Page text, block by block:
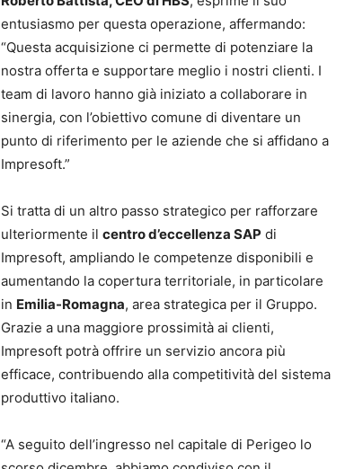
entusiasmo per questa operazione, affermando:
“Questa acquisizione ci permette di potenziare la
nostra offerta e supportare meglio i nostri clienti. I
team di lavoro hanno già iniziato a collaborare in
sinergia, con l’obiettivo comune di diventare un
punto di riferimento per le aziende che si affidano a
Impresoft.”
Si tratta di un altro passo strategico per rafforzare
ulteriormente il centro d’eccellenza SAP di
Impresoft, ampliando le competenze disponibili e
aumentando la copertura territoriale, in particolare
in Emilia-Romagna, area strategica per il Gruppo.
Grazie a una maggiore prossimità ai clienti,
Impresoft potrà offrire un servizio ancora più
efficace, contribuendo alla competitività del sistema
produttivo italiano.
“A seguito dell’ingresso nel capitale di Perigeo lo